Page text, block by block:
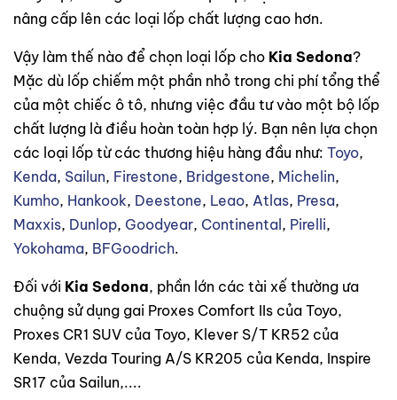
nâng cấp lên các loại lốp chất lượng cao hơn.
Vậy làm thế nào để chọn loại lốp cho Kia Sedona?
Mặc dù lốp chiếm một phần nhỏ trong chi phí tổng thể
của một chiếc ô tô, nhưng việc đầu tư vào một bộ lốp
chất lượng là điều hoàn toàn hợp lý. Bạn nên lựa chọn
các loại lốp từ các thương hiệu hàng đầu như: Toyo,
Kenda, Sailun, Firestone, Bridgestone, Michelin,
Kumho, Hankook, Deestone, Leao, Atlas, Presa,
Maxxis, Dunlop, Goodyear, Continental, Pirelli,
Yokohama, BFGoodrich.
Đối với Kia Sedona, phần lớn các tài xế thường ưa
chuộng sử dụng gai Proxes Comfort IIs của Toyo,
Proxes CR1 SUV của Toyo, Klever S/T KR52 của
Kenda, Vezda Touring A/S KR205 của Kenda, Inspire
SR17 của Sailun,....